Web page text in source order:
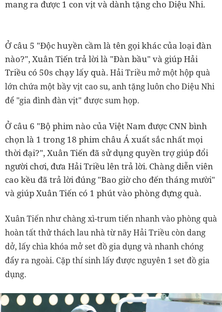
mang ra được 1 con vịt và dành tặng cho Diệu Nhi.
Ở câu 5 "Độc huyền cầm là tên gọi khác của loại đàn
nào?", Xuân Tiến trả lời là "Đàn bầu" và giúp Hải
Triều có 50s chạy lấy quà. Hải Triều mở một hộp quà
lớn chứa một bầy vịt cao su, anh tặng luôn cho Diệu Nhi
để "gia đình đàn vịt" được sum họp.
Ở câu 6 "Bộ phim nào của Việt Nam được CNN bình
chọn là 1 trong 18 phim châu Á xuất sắc nhất mọi
thời đại?", Xuân Tiến đã sử dụng quyền trợ giúp đổi
người chơi, đưa Hải Triều lên trả lời. Chàng diễn viên
cao kều đã trả lời đúng "Bao giờ cho đến tháng mười"
và giúp Xuân Tiến có 1 phút vào phòng đựng quà.
Xuân Tiến như chàng xì-trum tiến nhanh vào phòng quà
hoàn tất thử thách lau nhà từ nãy Hải Triều còn dang
dở, lấy chìa khóa mở set đồ gia dụng và nhanh chóng
đẩy ra ngoài. Cặp thí sinh lấy được nguyên 1 set đồ gia
dụng.